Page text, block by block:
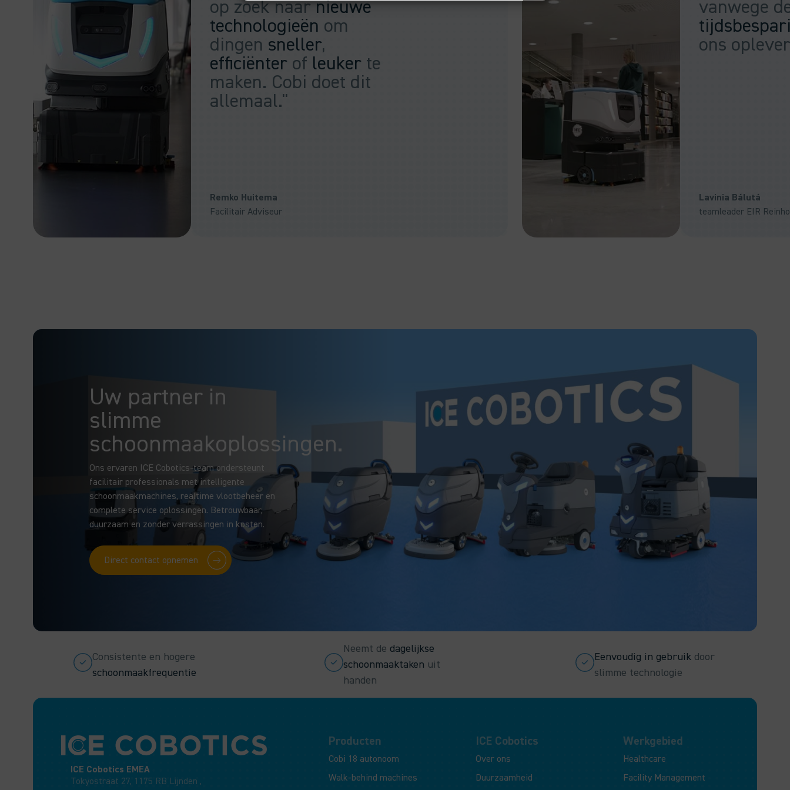
op zoek naarnieuwe
technologieën om
dingen sneller,
efficiënter of leuker te
maken. Cobi doet dit
allemaal."
Remko Huitema
Facilitair Adviseur
vanwege
ons
Lavinia Bálutá
teamleader EIR
Uw partner in
slimme
schoonmaakoplossingen.
Ons ervaren ICE Cobotics-team ondersteunt
facilitair professionals met intelligente
schoonmaakmachines, realtime vlootbeheer en
complete service oplossingen. Betrouwbaar,
duurzaam en zonder verrassingen in kosten.
Direct contact opnemen
Consistente en hogere
schoonmaakfrequentie
Neemt de dagelijkse
schoonmaaktaken uit
handen
Eenvoudig in gebruikdoor
slimme technologie
ICE Cobotics EMEA
Tokyostraat 27, 1175 RB Lijnden ,
Producten
Cobi 18 autonoom
Walk-behind machines
ICE Cobotics
Over ons
Duurzaamheid
Werkgebied
Healthcare
Facility Management